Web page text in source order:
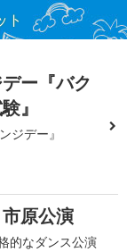
ト
ー『バク
』
ジデー』
原公演
的なダンス公演